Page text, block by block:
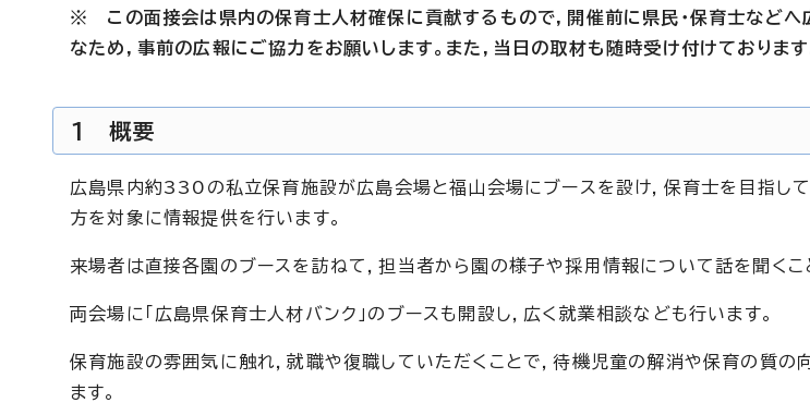
※ この面接会は県内の保育士人材確保に貢献するもので，開催前に県民・保育士などへ
なため，事前の広報にご協力をお願いします。また，当日の取材も随時受け付けております
1 概要
広島県内約330の私立保育施設が広島会場と福山会場にブースを設け，保育士を目指し
方を対象に情報提供を行います。
来場者は直接各園のブースを訪ねて，担当者から園の様子や採用情報について話を聞くこ
両会場に「広島県保育士人材バンク」のブースも開設し，広く就業相談なども行います。
保育施設の雰囲気に触れ，就職や復職していただくことで，待機児童の解消や保育の質の
ます。